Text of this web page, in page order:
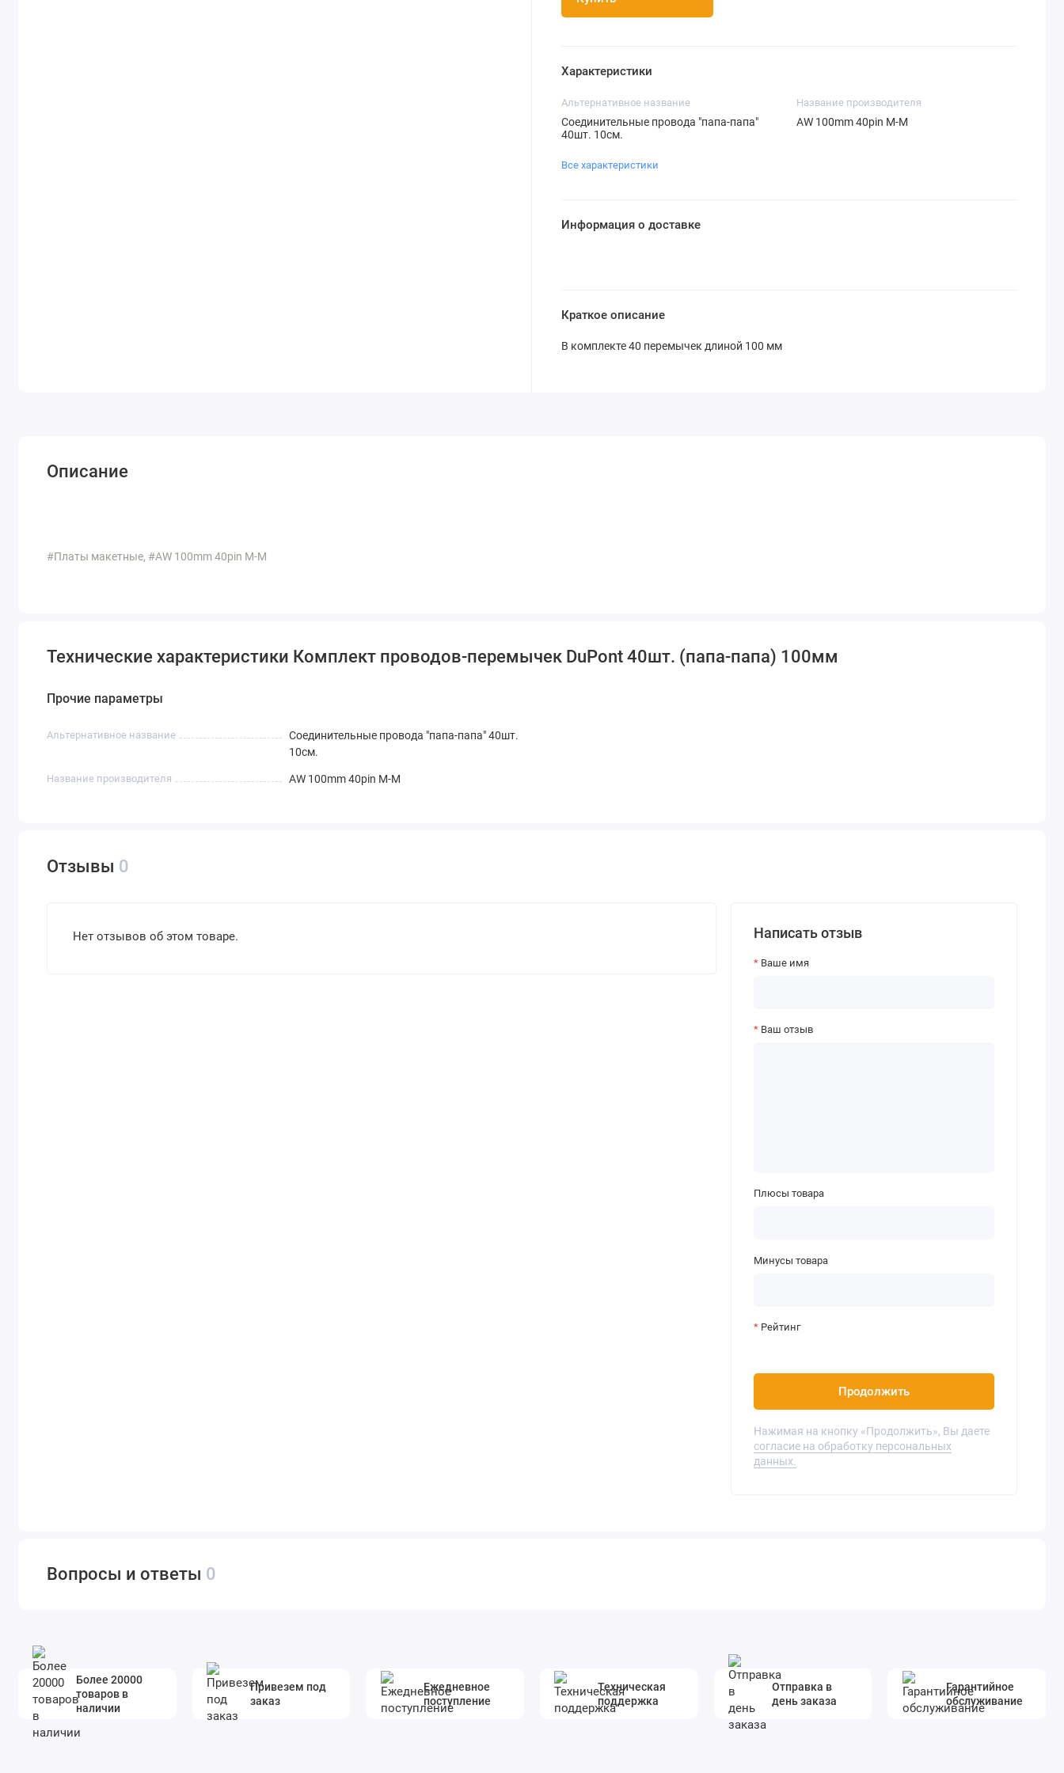
Характеристики
Альтернативное название
Соединительные провода "папа-папа"
40шт. 10см.
Название производителя
AW 100mm 40pin M-M
Все характеристики
Информация о доставке
Краткое описание
В комплекте 40 перемычек длиной 100 мм
Описание
#Платы макетные, #AW 100mm 40pin M-M
Технические характеристики Комплект проводов-перемычек DuPont 40шт. (папа-папа) 100мм
Прочие параметры
Альтернативное название
Соединительные провода "папа-папа" 40шт.
10см.
Название производителя AW 100mm 40pin M-M
Отзывы 0
Нет отзывов об этом товаре. Написать отзыв
Ваше имя
Ваш отзыв
Плюсы товара
Минусы товара
Рейтинг
Продолжить
Нажимая на кнопку «Продолжить», Вы даете
согласие на обработку персональных
данных.
Вопросы и ответы 0
Более 20000
товаров в
наличии
Привезем под
заказ
Ежедневное
поступление
Техническая
поддержка
Отправка в
день заказа
Гарантийное
обслуживание